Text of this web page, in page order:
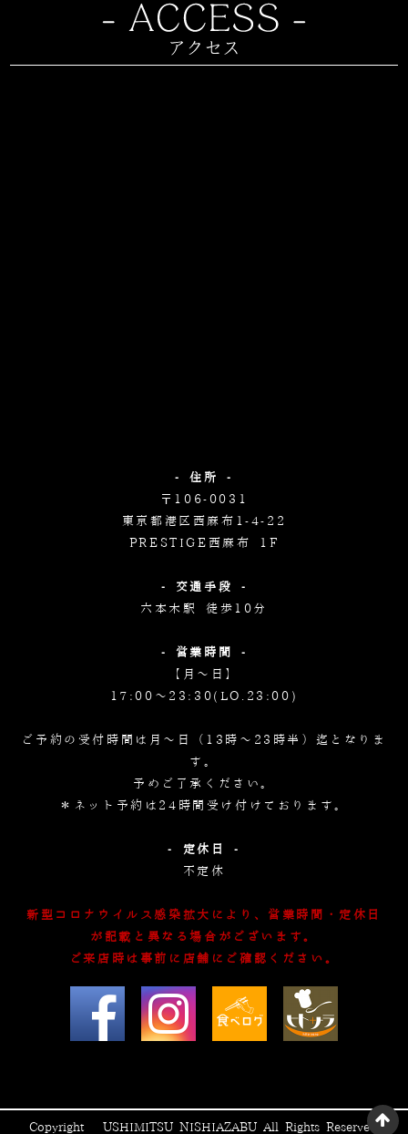
- 住所 -
〒106-0031
東京都港区西麻布1-4-22
PRESTIGE西麻布 1F
- 交通手段 -
六本木駅 徒歩10分
- 営業時間 -
【月～日】
17:00～23:30(LO.23:00)
ご予約の受付時間は月～日（13時～23時半）迄となりま
す。
予めご了承ください。
＊ネット予約は24時間受け付けております。
- 定休日 -
不定休
新型コロナウイルス感染拡大により、営業時間・定休日
が記載と異なる場合がございます。
ご来店時は事前に店舗にご確認ください。
Copyright © USHIMITSU NISHIAZABU All Rights Reserved.